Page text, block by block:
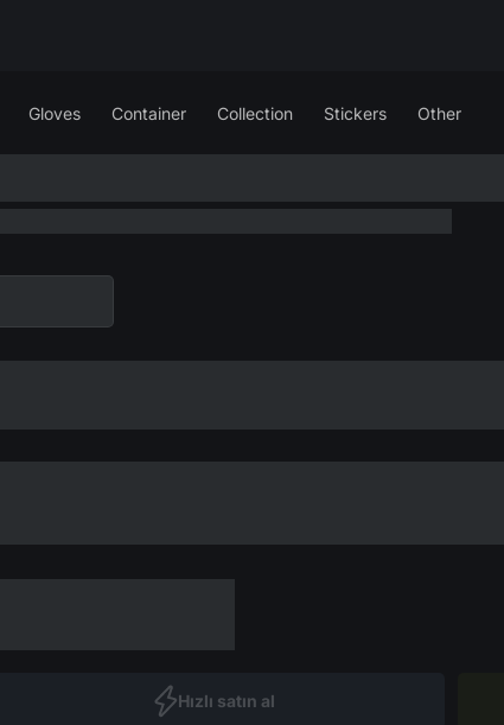
Gloves Container Collection Stickers Other
Hızlı satın al